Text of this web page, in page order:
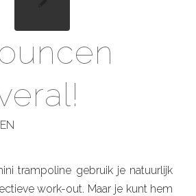
trampoline gebruik je natuurlijk
work-out. Maar je kunt hem